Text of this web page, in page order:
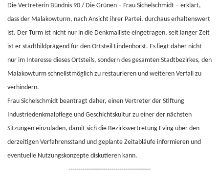
Die Vertreterin Bündnis 90 / Die Grünen – Frau Sichelschmidt – erklärt,
dass der Malakowturm, nach Ansicht ihrer Partei, durchaus erhaltenswert
ist. Der Turm ist nicht nur in die Denkmalliste eingetragen, seit langer Zeit
ist er stadtbildprägend für den Ortsteil Lindenhorst. Es liegt daher nicht
nur im Interesse dieses Ortsteils, sondern des gesamten Stadtbezirkes, den
Malakowturm schnellstmöglich zu restaurieren und weiteren Verfall zu
verhindern.
Frau Sichelschmidt beantragt daher, einen Vertreter der Stiftung
Industriedenkmalpflege und Geschichtskultur zu einer der nächsten
Sitzungen einzuladen, damit sich die Bezirksvertretung Eving über den
derzeitigen Verfahrensstand und geplante Zeitabläufe informieren und
eventuelle Nutzungskonzepte diskutieren kann.
------------------------------------------